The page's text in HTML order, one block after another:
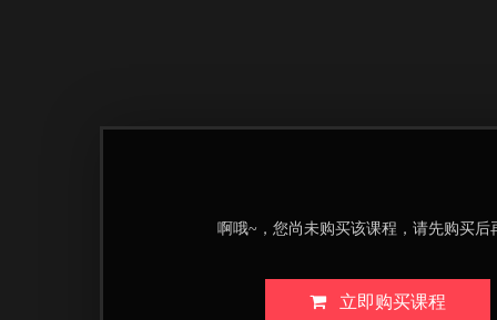
啊哦~，您尚未购买该课程，请先购买后
立即购买课程